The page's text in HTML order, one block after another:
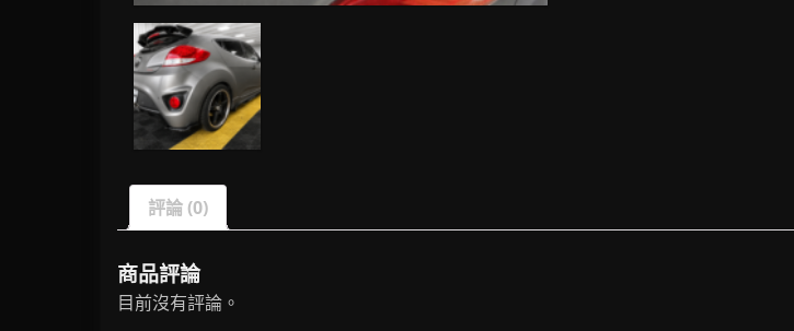
評論 (0)
商品評論
目前沒有評論。